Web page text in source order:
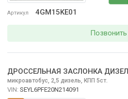
Артикул 4GM15KE01
Позвонить
ДРОССЕЛЬНАЯ ЗАСЛОНКА
микроавтобус, 2,5 дизель, КПП 5ст.
VIN: SEYL6PFE20N214091